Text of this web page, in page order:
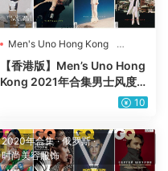
Men's Uno Hong Kong
男士杂志
【香港版】Men’s Uno Hong
Kong 2021年合集男士风度时
尚穿搭服饰时装pdf杂志（10
10
2020年合集·俄罗斯·
时尚美容服饰